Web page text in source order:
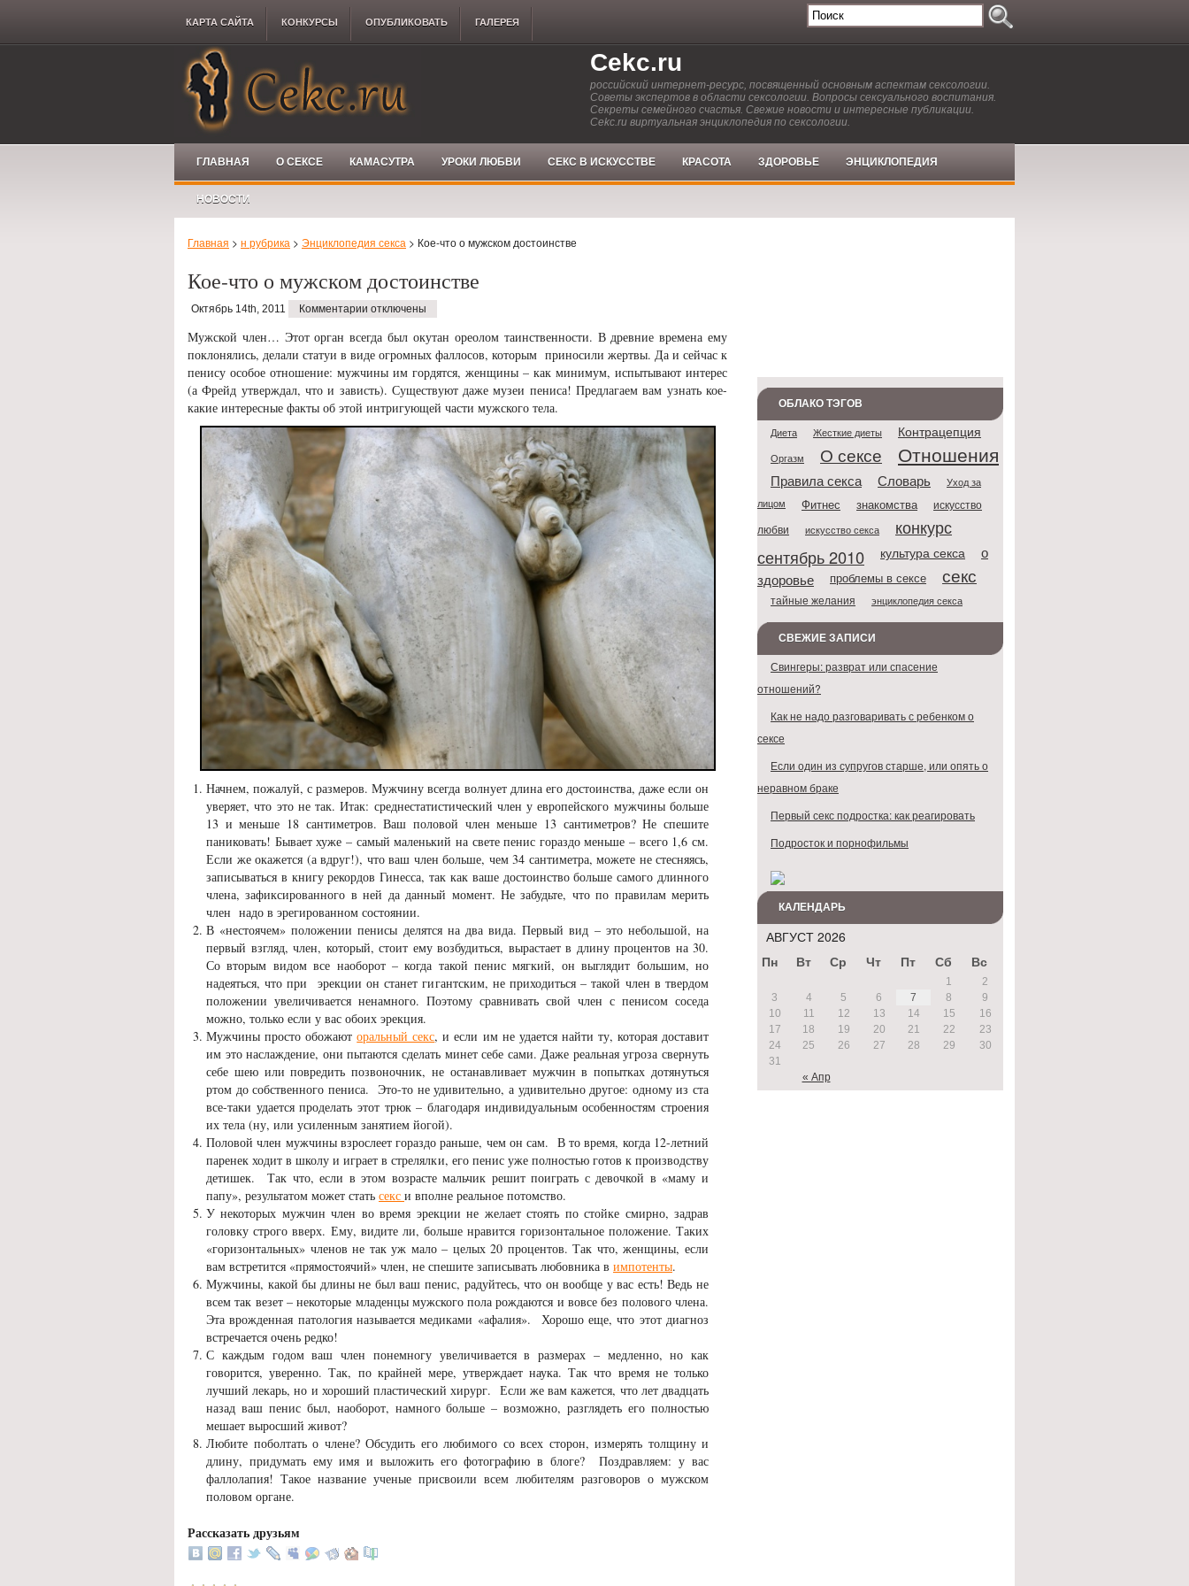
КАРТА САЙТА КОНКУРCЫ ОПУБЛИКОВАТЬ ГАЛЕРЕЯ
Cekc.ru
российский интернет-ресурс, посвященный основным аспектам сексологии.
Советы экспертов в области сексологии. Вопросы сексуального воспитания.
Секреты семейного счастья. Свежие новости и интересные публикации.
Cekc.ru виртуальная энциклопедия по сексологии.
ГЛАВНАЯ О СЕКСЕ КАМАСУТРА УРОКИ ЛЮБВИ СЕКС В ИСКУССТВЕ КРАСОТА ЗДОРОВЬЕ ЭНЦИКЛОПЕДИЯ
НОВОСТИ
Главная > н рубрика > Энциклопедия секса > Кое-что о мужском достоинстве
Кое-что о мужском достоинстве
Октябрь 14th, 2011 Комментарии отключены
Мужской член… Этот орган всегда был окутан ореолом таинственности. В древние времена ему
поклонялись, делали статуи в виде огромных фаллосов, которым приносили жертвы. Да и сейчас к
пенису особое отношение: мужчины им гордятся, женщины – как минимум, испытывают интерес
(а Фрейд утверждал, что и зависть). Существуют даже музеи пениса! Предлагаем вам узнать кое-
какие интересные факты об этой интригующей части мужского тела.
Начнем, пожалуй, с размеров. Мужчину всегда волнует длина его достоинства, даже если он
уверяет, что это не так. Итак: среднестатистический член у европейского мужчины больше
13 и меньше 18 сантиметров. Ваш половой член меньше 13 сантиметров? Не спешите
паниковать! Бывает хуже – самый маленький на свете пенис гораздо меньше – всего 1,6 см.
Если же окажется (а вдруг!), что ваш член больше, чем 34 сантиметра, можете не стесняясь,
записываться в книгу рекордов Гинесса, так как ваше достоинство больше самого длинного
члена, зафиксированного в ней да данный момент. Не забудьте, что по правилам мерить
член надо в эрегированном состоянии.
В «нестоячем» положении пенисы делятся на два вида. Первый вид – это небольшой, на
первый взгляд, член, который, стоит ему возбудиться, вырастает в длину процентов на 30.
Со вторым видом все наоборот – когда такой пенис мягкий, он выглядит большим, но
надеяться, что при эрекции он станет гигантским, не приходиться – такой член в твердом
положении увеличивается ненамного. Поэтому сравнивать свой член с пенисом соседа
можно, только если у вас обоих эрекция.
Мужчины просто обожаюторальный секс, и если им не удается найти ту, которая доставит
им это наслаждение, они пытаются сделать минет себе сами. Даже реальная угроза свернуть
себе шею или повредить позвоночник, не останавливает мужчин в попытках дотянуться
ртом до собственного пениса. Это-то не удивительно, а удивительно другое: одному из ста
все-таки удается проделать этот трюк – благодаря индивидуальным особенностям строения
их тела (ну, или усиленным занятием йогой).
Половой член мужчины взрослеет гораздо раньше, чем он сам. В то время, когда 12-летний
паренек ходит в школу и играет в стрелялки, его пенис уже полностью готов к производству
детишек. Так что, если в этом возрасте мальчик решит поиграть с девочкой в «маму и
папу», результатом может стать секс и вполне реальное потомство.
У некоторых мужчин член во время эрекции не желает стоять по стойке смирно, задрав
головку строго вверх. Ему, видите ли, больше нравится горизонтальное положение. Таких
«горизонтальных» членов не так уж мало – целых 20 процентов. Так что, женщины, если
вам встретится «прямостоячий» член, не спешите записывать любовника в импотенты.
Мужчины, какой бы длины не был ваш пенис, радуйтесь, что он вообще у вас есть! Ведь не
всем так везет – некоторые младенцы мужского пола рождаются и вовсе без полового члена.
Эта врожденная патология называется медиками «афалия». Хорошо еще, что этот диагноз
встречается очень редко!
С каждым годом ваш член понемногу увеличивается в размерах – медленно, но как
говорится, уверенно. Так, по крайней мере, утверждает наука. Так что время не только
лучший лекарь, но и хороший пластический хирург. Если же вам кажется, что лет двадцать
назад ваш пенис был, наоборот, намного больше – возможно, разглядеть его полностью
мешает выросший живот?
Любите поболтать о члене? Обсудить его любимого со всех сторон, измерять толщину и
длину, придумать ему имя и выложить его фотографию в блоге? Поздравляем: у вас
фаллолапия! Такое название ученые присвоили всем любителям разговоров о мужском
половом органе.
Рассказать друзьям
ОБЛАКО ТЭГОВ
Диета Жесткие диеты Контрацепция
Оргазм О сексе Отношения
Правила секса Словарь Уход за
лицом Фитнес знакомства искусство
любви искусство секса конкурс
сентябрь 2010 культура секса о
здоровье проблемы в сексе секс
тайные желания энциклопедия секса
СВЕЖИЕ ЗАПИСИ
Свингеры: разврат или спасение
отношений?
Как не надо разговаривать с ребенком о
сексе
Если один из супругов старше, или опять о
неравном браке
Первый секс подростка: как реагировать
Подросток и порнофильмы
КАЛЕНДАРЬ
АВГУСТ 2026
Пн
Вт Ср Чт Пт Сб Вс
« Апр
1
2
3
4 5 6 7 8
9
10
11 12 13 14 15
16
17
18 19 20 21 22
23
24
25 26 27 28 29
30
31